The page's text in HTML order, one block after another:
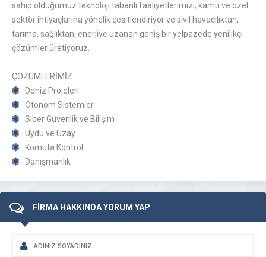
sahip olduğumuz teknoloji tabanlı faaliyetlerimizi; kamu ve özel
sektör ihtiyaçlarına yönelik çeşitlendiriyor ve sivil havacılıktan,
tarıma, sağlıktan, enerjiye uzanan geniş bir yelpazede yenilikçi
çözümler üretiyoruz.
ÇÖZÜMLERİMİZ
Deniz Projeleri
Otonom Sistemler
Siber Güvenlik ve Bilişim
Uydu ve Uzay
Komuta Kontrol
Danışmanlık
FİRMA HAKKINDA YORUM YAP